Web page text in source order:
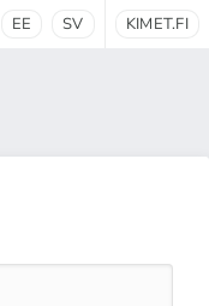
EE SV KIMET.FI